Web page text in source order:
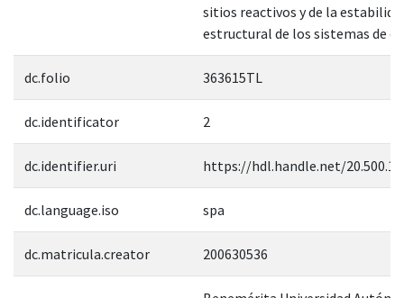
sitios reactivos y de la
estructural de los sistemas de
dc.folio 363615TL
dc.identificator 2
dc.identifier.uri https://hdl.handle.net/
dc.language.iso spa
dc.matricula.creator 200630536